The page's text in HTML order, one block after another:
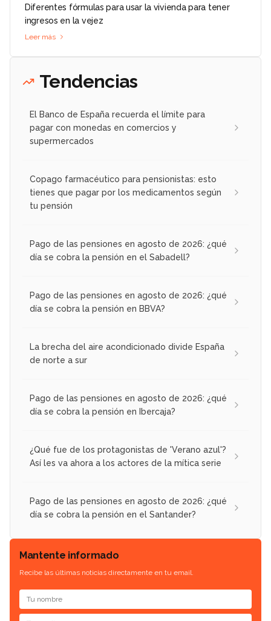
Diferentes fórmulas para usar la vivienda para tener
ingresos en la vejez
Leer más
Tendencias
El Banco de España recuerda el límite para
pagar con monedas en comercios y
supermercados
Copago farmacéutico para pensionistas: esto
tienes que pagar por los medicamentos según
tu pensión
Pago de las pensiones en agosto de 2026: ¿qué
día se cobra la pensión en el Sabadell?
Pago de las pensiones en agosto de 2026: ¿qué
día se cobra la pensión en BBVA?
La brecha del aire acondicionado divide España
de norte a sur
Pago de las pensiones en agosto de 2026: ¿qué
día se cobra la pensión en Ibercaja?
¿Qué fue de los protagonistas de 'Verano azul'?
Así les va ahora a los actores de la mítica serie
Pago de las pensiones en agosto de 2026: ¿qué
día se cobra la pensión en el Santander?
Mantente informado
Recibe las últimas noticias directamente en tu email.